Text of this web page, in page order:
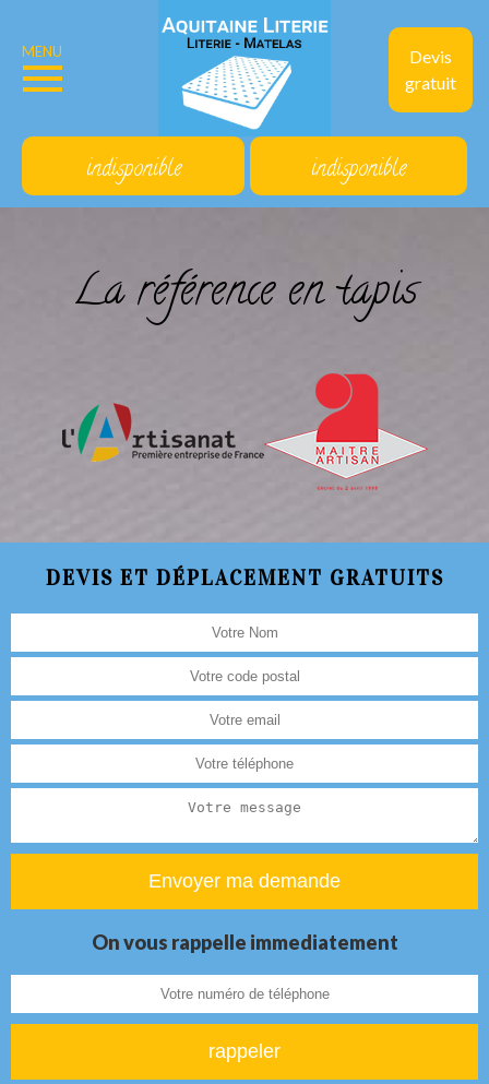
Devis
gratuit
MENU
indisponible indisponible
La référence en tapis
DEVIS ET DÉPLACEMENT GRATUITS
On vous rappelle immediatement